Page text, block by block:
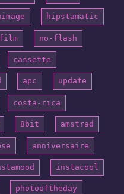
hipstamatic
no-flash
cassette
apc update
costa-rica
8bit amstrad
anniversaire
instacool
photooftheday